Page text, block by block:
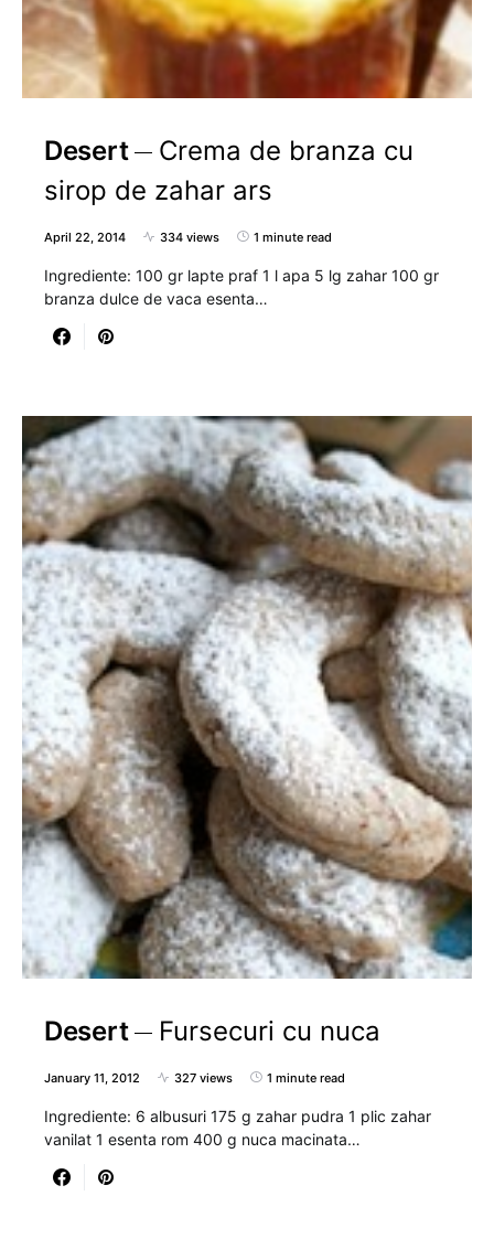
Desert
Crema de branza cu
sirop de zahar ars
April 22, 2014 334 views 1 minute read
Ingrediente: 100 gr lapte praf 1 l apa 5 lg zahar 100 gr
branza dulce de vaca esenta…
Desert Fursecuri cu nuca
January 11, 2012 327 views 1 minute read
Ingrediente: 6 albusuri 175 g zahar pudra 1 plic zahar
vanilat 1 esenta rom 400 g nuca macinata…